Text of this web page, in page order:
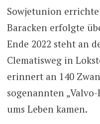
Sowjetunion
Baracken erfolgte
Ende 2022 steht an
Clematisweg in
erinnert an 140
sogenannten
ums Leben kamen.